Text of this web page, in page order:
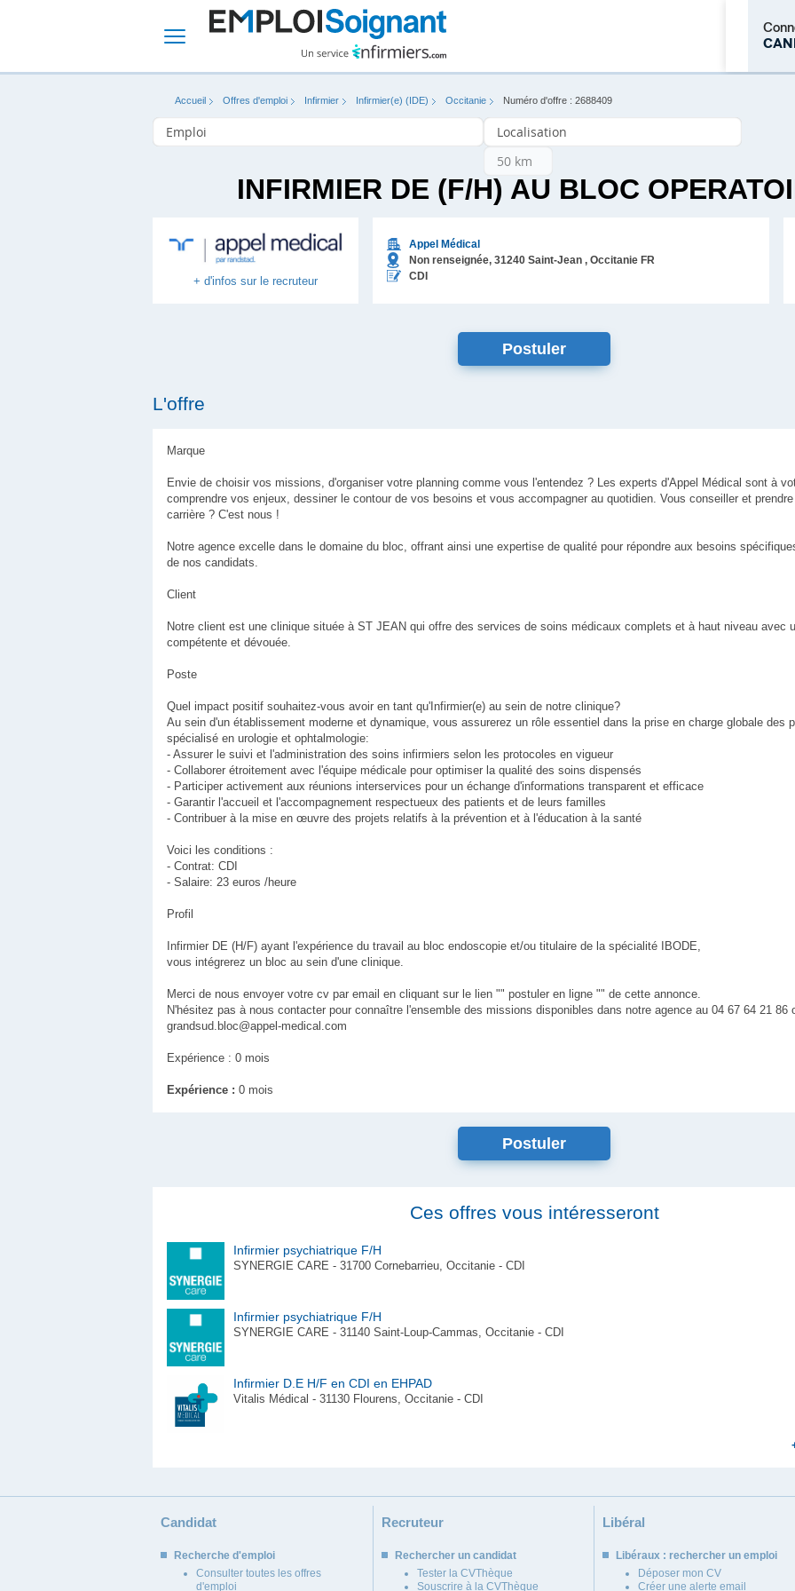
Accueil Offres d'emploi Infirmier Infirmier(e) (IDE) Occitanie Numéro d'offre : 2688409
INFIRMIER DE (F/H) AU BLOC
+ d'infos sur le recruteur
Appel Médical
Non renseignée, 31240 Saint-Jean , Occitanie FR
CDI
L'offre
Marque
Envie de choisir vos missions, d'organiser votre planning comme vous l'entendez ? Les experts d'Appel Médical sont à
comprendre vos enjeux, dessiner le contour de vos besoins et vous accompagner au quotidien. Vous conseiller et
carrière ? C'est nous !
Notre agence excelle dans le domaine du bloc, offrant ainsi une expertise de qualité pour répondre aux besoins
de nos candidats.
Client
Notre client est une clinique située à ST JEAN qui offre des services de soins médicaux complets et à haut niveau avec
compétente et dévouée.
Poste
Quel impact positif souhaitez-vous avoir en tant qu'Infirmier(e) au sein de notre clinique?
Au sein d'un établissement moderne et dynamique, vous assurerez un rôle essentiel dans la prise en charge globale des
spécialisé en urologie et ophtalmologie:
- Assurer le suivi et l'administration des soins infirmiers selon les protocoles en vigueur
- Collaborer étroitement avec l'équipe médicale pour optimiser la qualité des soins dispensés
- Participer activement aux réunions interservices pour un échange d'informations transparent et efficace
- Garantir l'accueil et l'accompagnement respectueux des patients et de leurs familles
- Contribuer à la mise en œuvre des projets relatifs à la prévention et à l'éducation à la santé
Voici les conditions :
- Contrat: CDI
- Salaire: 23 euros /heure
Profil
Infirmier DE (H/F) ayant l'expérience du travail au bloc endoscopie et/ou titulaire de la spécialité IBODE,
vous intégrerez un bloc au sein d'une clinique.
Merci de nous envoyer votre cv par email en cliquant sur le lien "" postuler en ligne "" de cette annonce.
N'hésitez pas à nous contacter pour connaître l'ensemble des missions disponibles dans notre agence au 04 67 64 21 86
grandsud.bloc@appel-medical.com
Expérience : 0 mois
Expérience : 0 mois
Ces offres vous intéresseront
Infirmier psychiatrique F/H
SYNERGIE CARE - 31700 Cornebarrieu, Occitanie - CDI
Infirmier psychiatrique F/H
SYNERGIE CARE - 31140 Saint-Loup-Cammas, Occitanie - CDI
Infirmier D.E H/F en CDI en EHPAD
Vitalis Médical - 31130 Flourens, Occitanie - CDI
Candidat
Recherche d'emploi
Consulter toutes les offres
d'emploi
Recruteur
Rechercher un candidat
Tester la CVThèque
Souscrire à la CVThèque
Libéral
Libéraux : rechercher un emploi
Déposer mon CV
Créer une alerte email